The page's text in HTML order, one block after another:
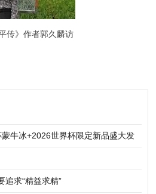
传》作者郭久麟访
牛冰+2026世界杯限定新品盛大发
追求“精益求精”